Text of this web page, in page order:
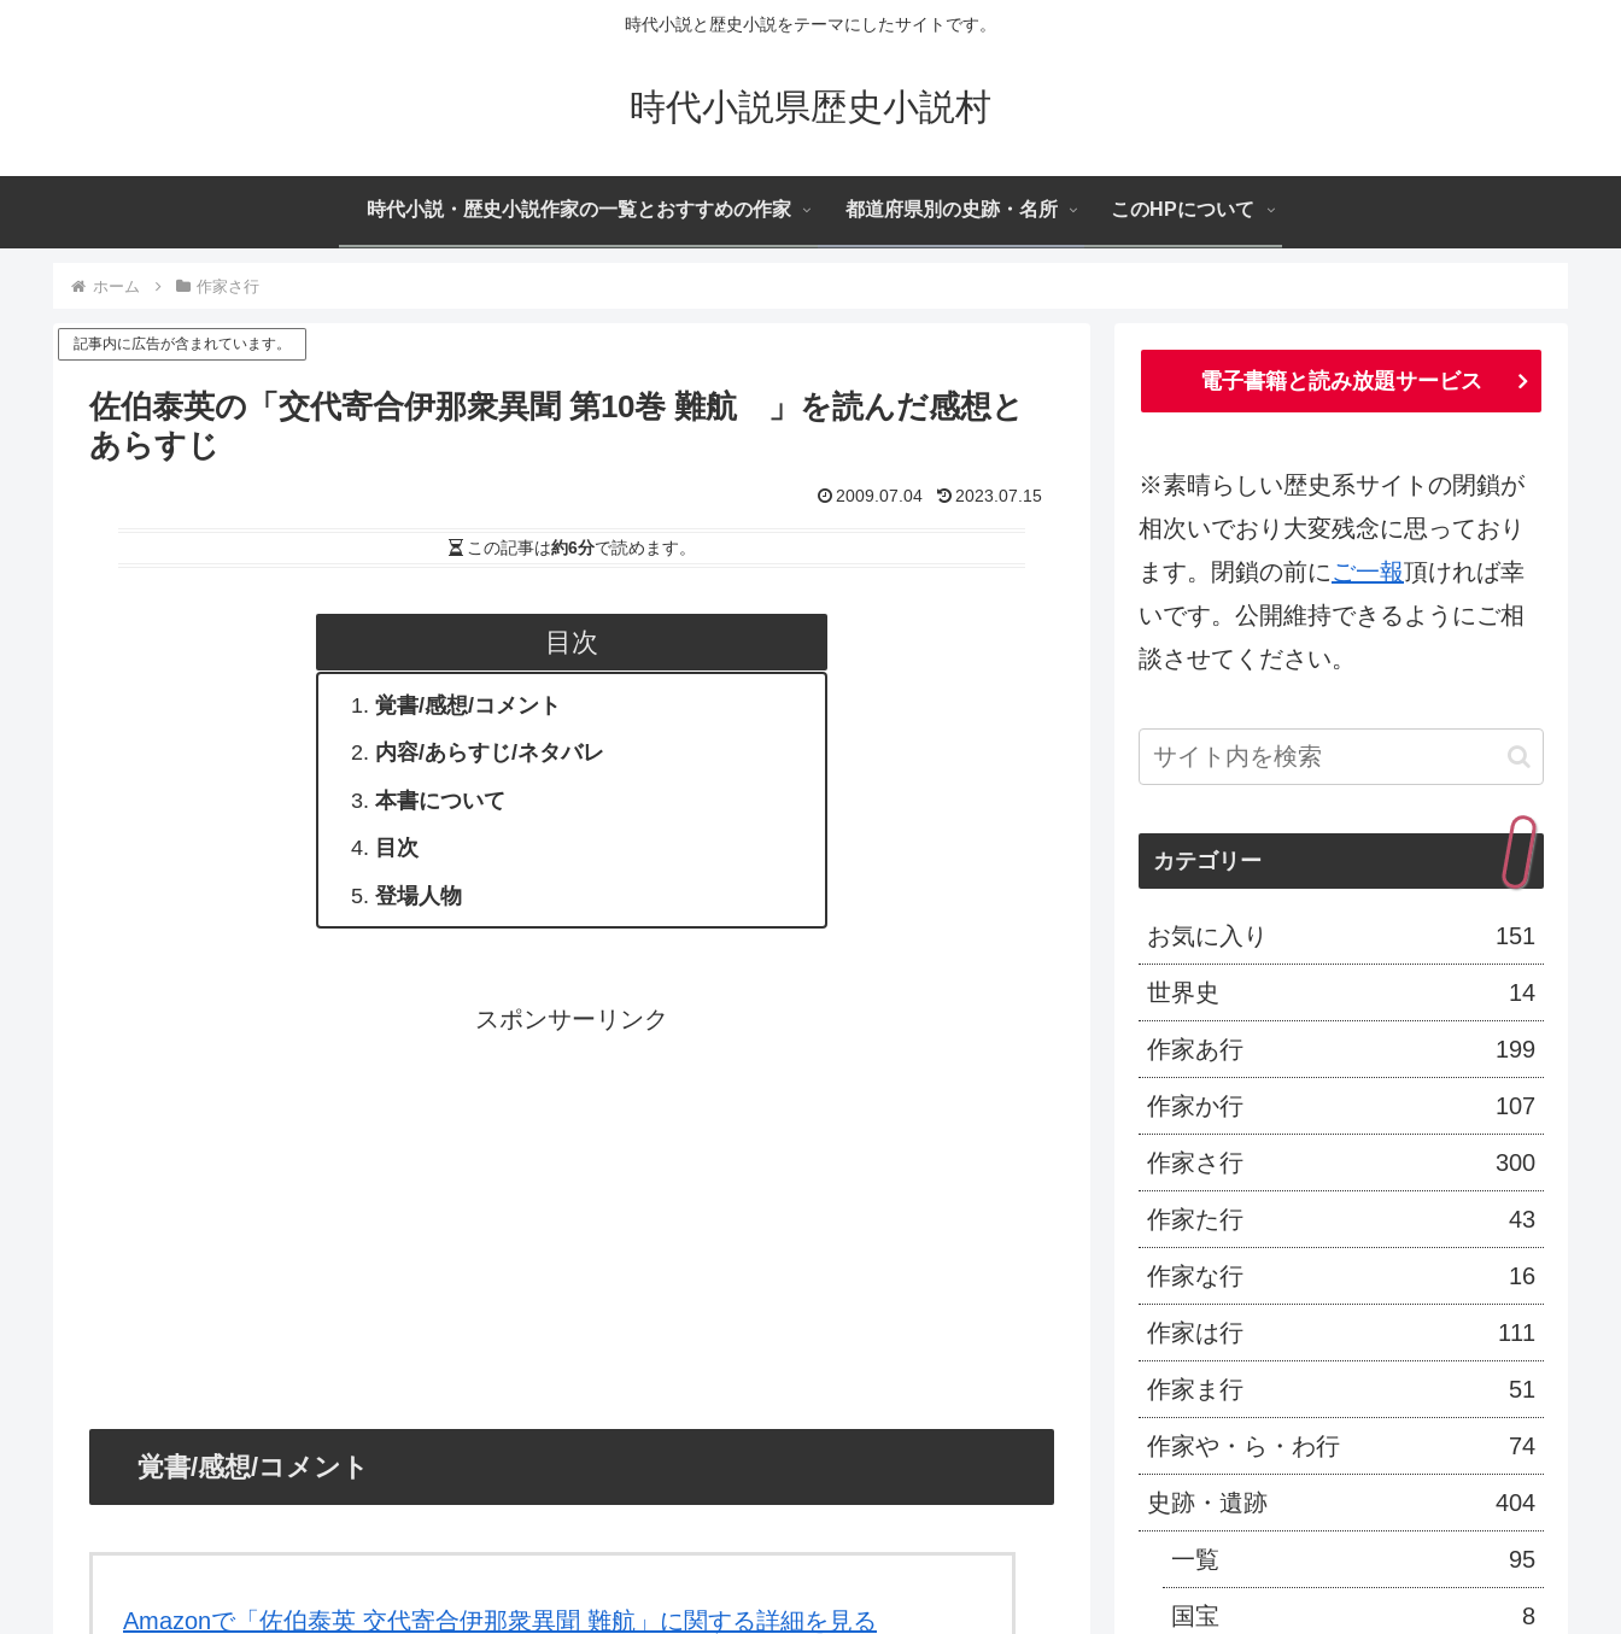
時代小説と歴史小説をテーマにしたサイトです。
時代小説県歴史小説村
時代小説・歴史小説作家の一覧とおすすめの作家 都道府県別の史跡・名所 このHPについて
ホーム 作家さ行
記事内に広告が含まれています。
佐伯泰英の「交代寄合伊那衆異聞 第10巻 難航 」を読んだ感想と
あらすじ
2009.07.04 2023.07.15
この記事は約6分で読めます。
目次
覚書/感想/コメント
内容/あらすじ/ネタバレ
本書について
目次
登場人物
スポンサーリンク
覚書/感想/コメント
Amazonで「佐伯泰英 交代寄合伊那衆異聞 難航」に関する詳細を見る
電子書籍と読み放題サービス
※素晴らしい歴史系サイトの閉鎖が
相次いでおり大変残念に思っており
ます。閉鎖の前にご一報頂ければ幸
いです。公開維持できるようにご相
談させてください。
カテゴリー
お気に入り 151
世界史 14
作家あ行 199
作家か行 107
作家さ行 300
作家た行 43
作家な行 16
作家は行 111
作家ま行 51
作家や・ら・わ行 74
史跡・遺跡 404
一覧 95
国宝 8